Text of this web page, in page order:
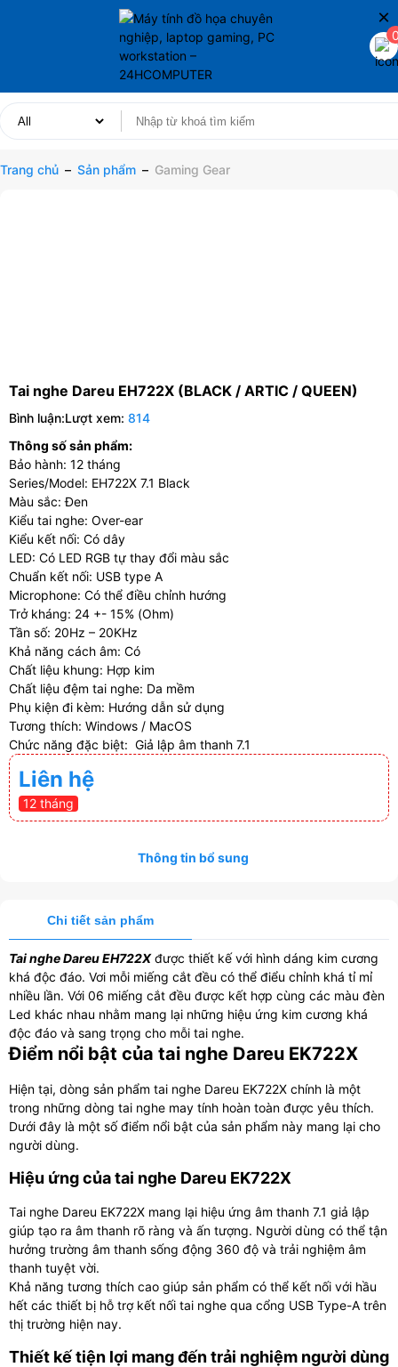
Trang chủ – Sản phẩm – Gaming Gear
Tai nghe Dareu EH722X (BLACK / ARTIC / QUEEN)
Bình luận:Lượt xem: 814
Thông số sản phẩm:
Bảo hành: 12 tháng
Series/Model: EH722X 7.1 Black
Màu sắc: Đen
Kiểu tai nghe: Over-ear
Kiểu kết nối: Có dây
LED: Có LED RGB tự thay đổi màu sắc
Chuẩn kết nối: USB type A
Microphone: Có thể điều chỉnh hướng
Trở kháng: 24 +- 15% (Ohm)
Tần số: 20Hz – 20KHz
Khả năng cách âm: Có
Chất liệu khung: Hợp kim
Chất liệu đệm tai nghe: Da mềm
Phụ kiện đi kèm: Hướng dẫn sử dụng
Tương thích: Windows / MacOS
Chức năng đặc biệt: Giả lập âm thanh 7.1
Liên hệ
12 tháng
Thông tin bổ sung
Chi tiết sản phẩm
Tai nghe Dareu EH722Xđược thiết kế với hình dáng kim cương
khá độc đáo. Vơi mỗi miếng cắt đều có thể điểu chỉnh khá tỉ mỉ
nhiều lần. Với 06 miếng cắt đều được kết hợp cùng các màu đèn
Led khác nhau nhằm mang lại những hiệu ứng kim cương khá
độc đáo và sang trọng cho mỗi tai nghe.
Điểm nổi bật của tai nghe Dareu EK722X
Hiện tại, dòng sản phẩm tai nghe Dareu EK722X chính là một
trong những dòng tai nghe may tính hoàn toàn được yêu thích.
Dưới đây là một số điểm nổi bật của sản phẩm này mang lại cho
người dùng.
Hiệu ứng của tai nghe Dareu EK722X
Tai nghe Dareu EK722X mang lại hiệu ứng âm thanh 7.1 giả lập
giúp tạo ra âm thanh rõ ràng và ấn tượng. Người dùng có thể tận
hưởng trường âm thanh sống động 360 độ và trải nghiệm âm
thanh tuyệt vời.
Khả năng tương thích cao giúp sản phẩm có thể kết nối với hầu
hết các thiết bị hỗ trợ kết nối tai nghe qua cổng USB Type-A trên
thị trường hiện nay.
Thiết kế tiện lợi mang đến trải nghiệm người dùng
×